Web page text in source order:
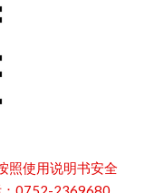
照使用说明书安全